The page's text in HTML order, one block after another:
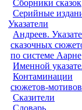
Сборники сказок
Серийные
Указатели
Андреев.
сказочных
по системе Аарне
Именной
Контаминации
сюжетов-мотивов
Сказители
Словарь